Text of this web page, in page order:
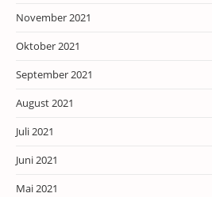
November 2021
Oktober 2021
September 2021
August 2021
Juli 2021
Juni 2021
Mai 2021